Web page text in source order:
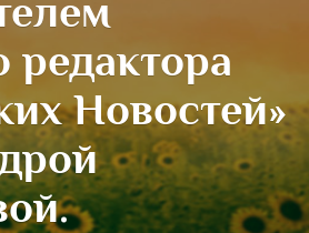
редактора
Новостей»